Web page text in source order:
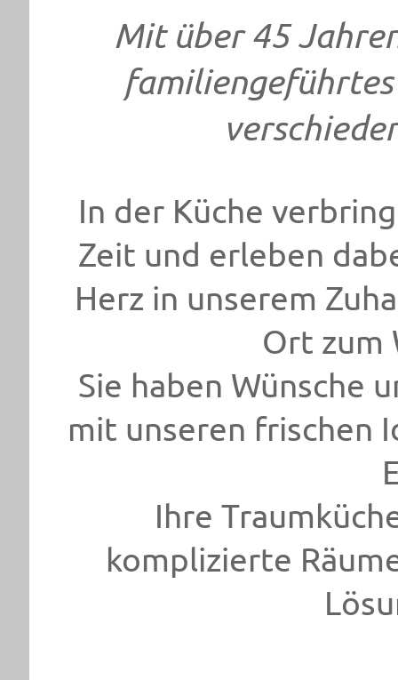
Mit über 45
In der Küche
Zeit und erleben
Herz in unserem
Ort zum
Sie haben Wünsche
mit unseren frischen
Ihre
komplizierte